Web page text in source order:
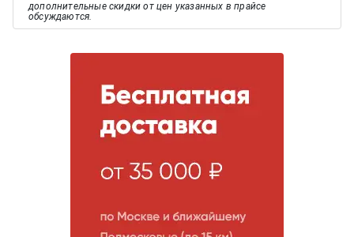
дополнительные скидки от цен указанных в прайсе
обсуждаются.